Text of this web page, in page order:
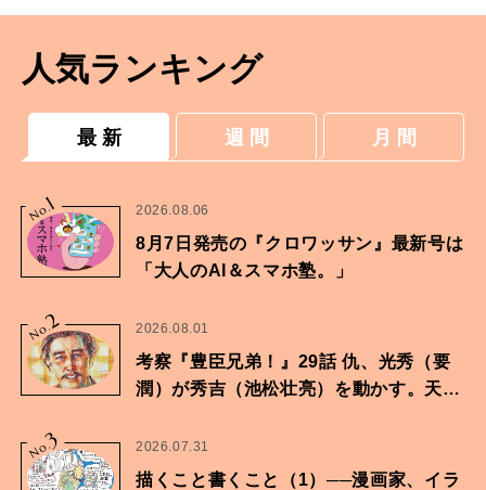
人気ランキング
最 新 週 間 月 間
No.
1 2026.08.06
8月7日発売の『クロワッサン』最新号は
「大人のAI＆スマホ塾。」
No.2 2026.08.01
考察『豊臣兄弟！』29話 仇、光秀（要
潤）が秀吉（池松壮亮）を動かす。天下
No.
3 2026.07.31
描くこと書くこと（1）──漫画家、イラ